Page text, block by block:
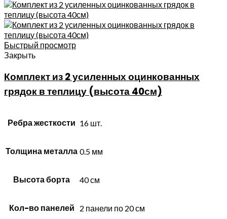
Быстрый просмотр
Закрыть
Комплект из 2 усиленных оцинкованных
грядок в теплицу (высота 40см)
Ребра жесткости 16 шт.
Толщина металла 0.5 мм
Высота борта 40 см
Кол-во панелей 2 панели по 20 см